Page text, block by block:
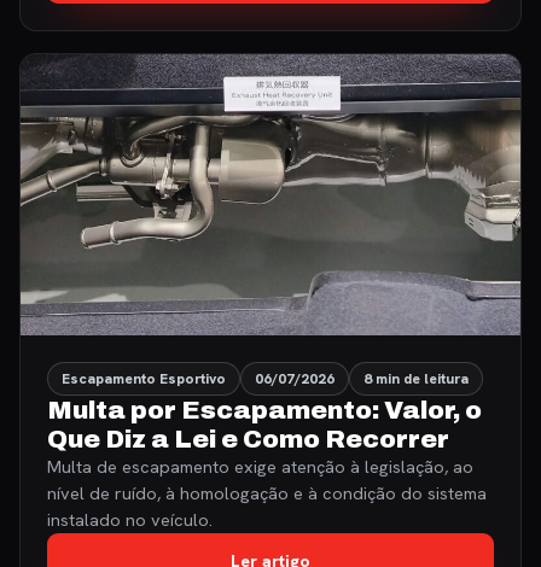
Escapamento Esportivo 06/07/2026 8 min de leitura
Multa por Escapamento: Valor, o
Que Diz a Lei e Como Recorrer
Multa de escapamento exige atenção à legislação, ao
nível de ruído, à homologação e à condição do sistema
instalado no veículo.
Ler artigo